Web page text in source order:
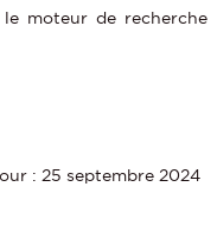
moteur de recherche
: 25 septembre 2024